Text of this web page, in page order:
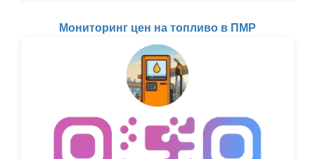
Мониторинг цен на топливо в ПМР